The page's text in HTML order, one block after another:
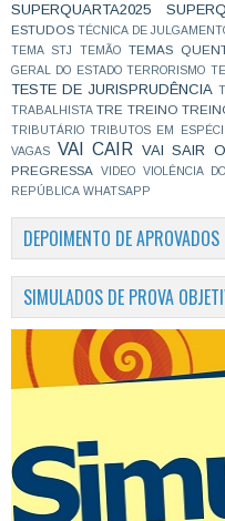
SUPERQUARTA2025
ESTUDOS TÉCNICA DE
TEMA STJ TEMÃO TEMAS
GERAL DO ESTADO TERRORISMO
TESTE DE JURISPRUDÊNCIA
TRABALHISTA TRE TREINO
TRIBUTÁRIO TRIBUTOS EM
VAGAS
VAI CAIR VAI SAIR
PREGRESSA
VIDEO VIOLÊNCIA
REPÚBLICA WHATSAPP
DEPOIMENTO DE APROVADOS
SIMULADOS DE PROVA